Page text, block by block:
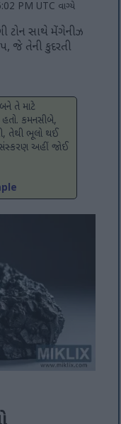
PM UTC વાગ્યે
ટોન સાથે મેંગેનીઝ
જે તેની કુદરતી
તે માટે
કમનસીબે,
તેથી ભૂલો થઈ
અહીં જોઈ